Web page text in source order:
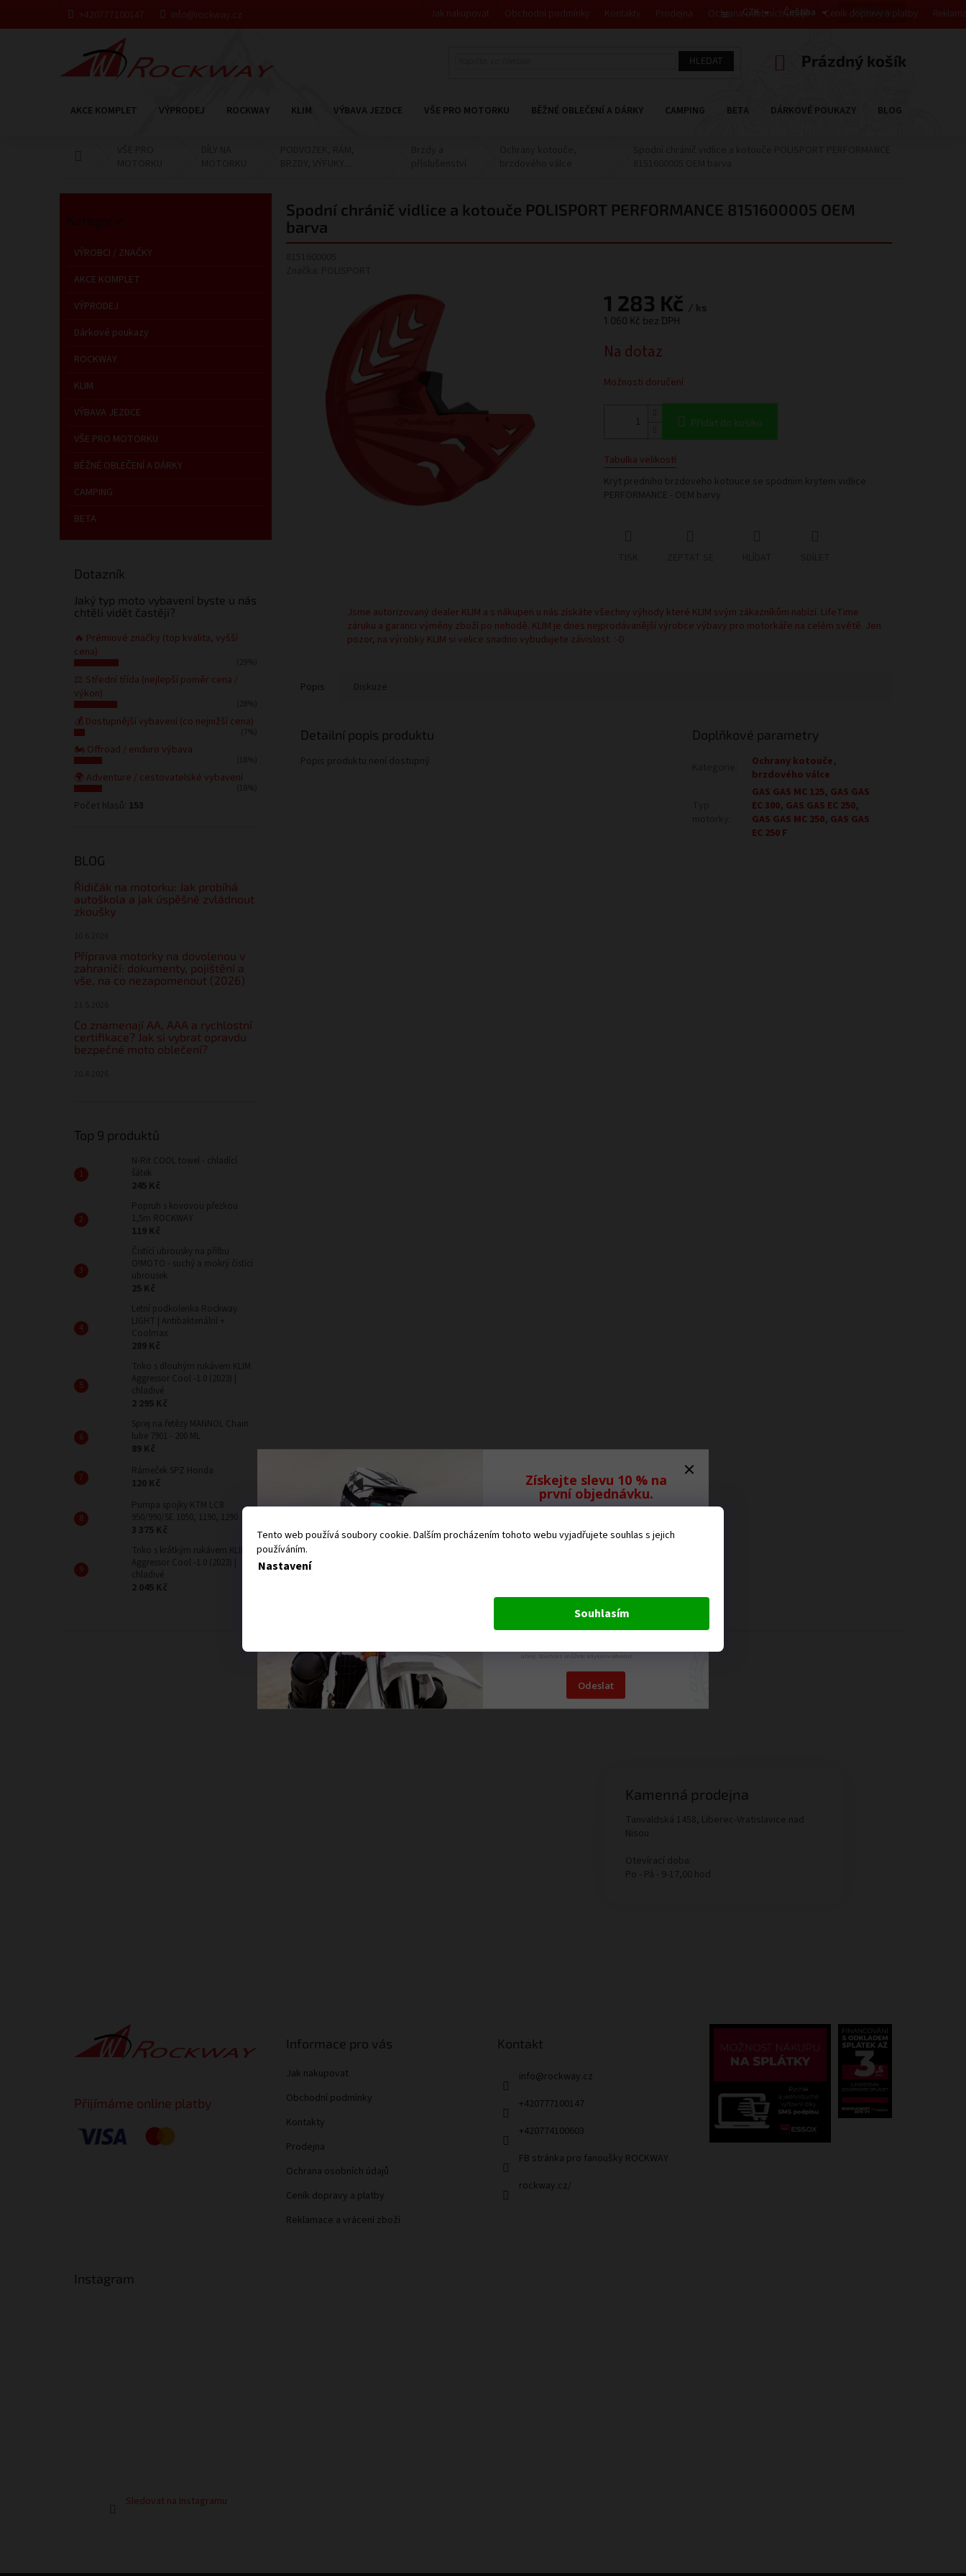
Tento web používá soubory cookie. Dalším procházením tohoto webu vyjadřujete souhlas s jejich
používáním.
Nastavení
Souhlasím
obsah
+420777100147 info@rockway.cz Jak nakupovat Obchodní podmínky Kontakty Prodejna Ochrana osobních údajů Ceník dopravy a platby
CZK Čeština Přihlášení
HLEDAT
NÁKUPNÍ
KOŠÍK
Prázdný košík
AKCE KOMPLET VÝPRODEJ ROCKWAY KLIM VÝBAVA JEZDCE VŠE PRO MOTORKU BĚŽNÉ OBLEČENÍ A DÁRKY CAMPING BETA DÁRKOVÉ POUKAZY BLOG
kategorie
Kategorie
VÝROBCI / ZNAČKY
AKCE KOMPLET
VÝPRODEJ
Dárkové poukazy
ROCKWAY
KLIM
VÝBAVA JEZDCE
VŠE PRO MOTORKU
BĚŽNÉ OBLEČENÍ A DÁRKY
CAMPING
BETA
Dotazník
Jaký typ moto vybavení byste u nás
chtěli vidět častěji?
🔥 Prémiové značky (top kvalita, vyšší
cena)
(29%)
⚖️ Střední třída (nejlepší poměr cena /
výkon)
(28%)
💰 Dostupnější vybavení (co nejnižší cena)
(7%)
🏍️ Offroad / enduro výbava
(18%)
🌍 Adventure / cestovatelské vybavení
(18%)
Počet hlasů: 153
BLOG
Řidičák na motorku: Jak probíhá
autoškola a jak úspěšně zvládnout
zkoušky
Příprava motorky na dovolenou v
zahraničí: dokumenty, pojištění a
vše, na co nezapomenout (2026)
Co znamenají AA, AAA a rychlostní
certifikace? Jak si vybrat opravdu
bezpečné moto oblečení?
Top 9 produktů
N-Rit COOL towel - chladící
šátek
245 Kč
Popruh s kovovou přezkou
1,5m ROCKWAY
119 Kč
Čistící ubrousky na přilbu
O!MOTO - suchý a mokrý čistící
ubrousek
25 Kč
Letní podkolenka Rockway
LIGHT | Antibakteriální +
Coolmax
289 Kč
Triko s dlouhým rukávem KLIM
Aggressor Cool -1.0 (2023) |
chladivé
2 295 Kč
Sprej na řetězy MANNOL Chain
lube 7901 - 200 ML
89 Kč
Rámeček SPZ Honda
120 Kč
Pumpa spojky KTM LC8
950/990/SE 1050, 1190, 1290
3 375 Kč
Triko s krátkým rukávem KLIM
Aggressor Cool -1.0 (2023) |
chladivé
2 045 Kč
Spodní chránič vidlice a kotouče POLISPORT PERFORMANCE 8151600005 OEM
barva
1 283 Kč / ks
1 060 Kč bez DPH
cena:
Na dotaz
Možnosti doručení
Přidat do košíku
Tabulka velikostí
Kryt predniho brzdoveho kotouce se spodnim krytem vidlice
PERFORMANCE - OEM barvy
Jsme autorizovaný dealer KLIM a s nákupen u nás získáte všechny výhody které KLIM svým zákazníkům nabízí. LifeTime
záruku a garanci výměny zboží po nehodě. KLIM je dnes nejprodávanější výrobce výbavy pro motorkáře na celém světě. Jen
pozor, na výrobky KLIM si velice snadno vybudujete závislost. :-D
Popis
Detailní popis produktu
Popis produktu není dostupný
Doplňkové parametry
Ochrany kotouče,
brzdového válce
GAS GAS MC 125, GAS GAS
EC 300, GAS GAS EC 250,
GAS GAS MC 250, GAS GAS
EC 250 F
Kamenná prodejna
Tanvaldská 1458, Liberec-Vratislavice nad
Nisou
Otevírací doba:
Po - Pá - 9-17,00 hod
Přijímáme online platby
Informace pro vás
Jak nakupovat
Obchodní podmínky
Kontakty
Prodejna
Ochrana osobních údajů
Ceník dopravy a platby
Reklamace a vrácení zboží
Kontakt
info@rockway.cz
+420777100147
+420774100603
FB stránka pro fanoušky ROCKWAY
rockway.cz/
Instagram
Sledovat na Instagramu
Získejte slevu 10 % na
první objednávku.
našeho newsletteru, ať
Odesláním formuláře dáváte souhlas se
účely. Souhlas můžete kdykoliv odvolat.
Odeslat